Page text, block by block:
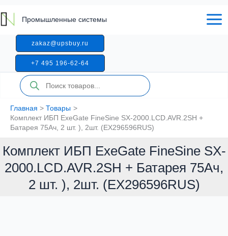
к
содержимому
Промышленные системы
zakaz@upsbuy.ru
+7 495 196-62-64
Поиск
товаров
Главная
Товары
Комплект ИБП ExeGate FineSine SX-2000.LCD.AVR.2SH +
Батарея 75Aч, 2 шт. ), 2шт. (EX296596RUS)
Комплект ИБП ExeGate FineSine SX-
2000.LCD.AVR.2SH + Батарея 75Aч,
2 шт. ), 2шт. (EX296596RUS)